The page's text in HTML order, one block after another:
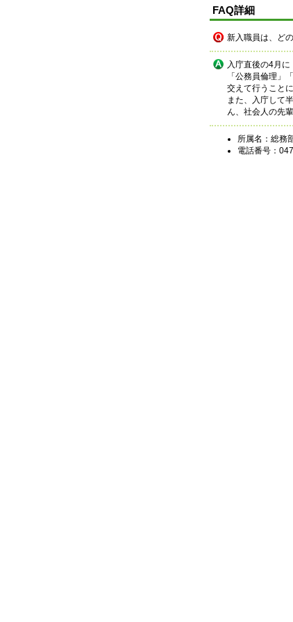
FAQ詳細
新入職員は、ど
入庁直後の4月
「公務員倫理」
交えて行うこと
また、入庁して
ん、社会人の先
所属名：総務
電話番号：